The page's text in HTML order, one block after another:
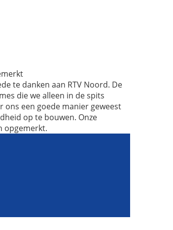
te danken aan RTV Noord. De
die we alleen in de spits
ons een goede manier geweest
op te bouwen. Onze
opgemerkt.